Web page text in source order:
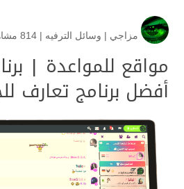
مزاجي | وسائل الترفيه | 814 مشاهدة
مواقع للمواعدة |
أفضل برنامج تعارف